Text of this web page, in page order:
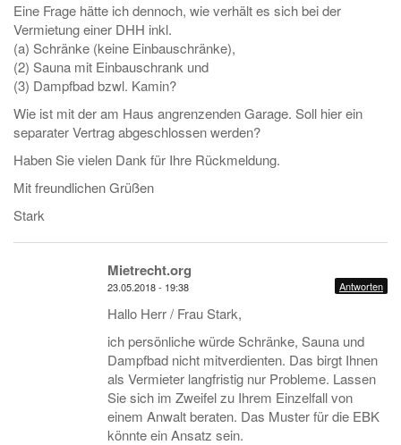
Eine Frage hätte ich dennoch, wie verhält es sich bei der
Vermietung einer DHH inkl.
(a) Schränke (keine Einbauschränke),
(2) Sauna mit Einbauschrank und
(3) Dampfbad bzwl. Kamin?
Wie ist mit der am Haus angrenzenden Garage. Soll hier ein
separater Vertrag abgeschlossen werden?
Haben Sie vielen Dank für Ihre Rückmeldung.
Mit freundlichen Grüßen
Stark
Mietrecht.org
23.05.2018 - 19:38 Antworten
Hallo Herr / Frau Stark,
ich persönliche würde Schränke, Sauna und
Dampfbad nicht mitverdienten. Das birgt Ihnen
als Vermieter langfristig nur Probleme. Lassen
Sie sich im Zweifel zu Ihrem Einzelfall von
einem Anwalt beraten. Das Muster für die EBK
könnte ein Ansatz sein.